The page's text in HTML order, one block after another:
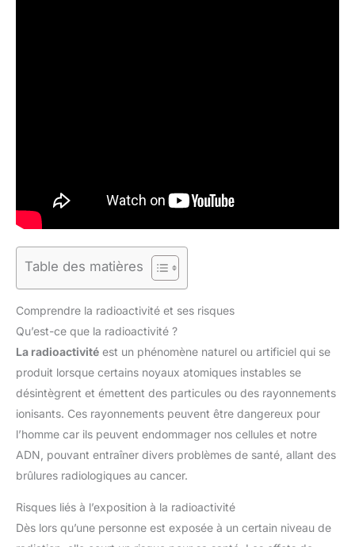
Table des matières
Comprendre la radioactivité et ses risques
Qu’est-ce que la radioactivité ?
La radioactivité est un phénomène naturel ou artificiel qui se
produit lorsque certains noyaux atomiques instables se
désintègrent et émettent des particules ou des rayonnements
ionisants. Ces rayonnements peuvent être dangereux pour
l’homme car ils peuvent endommager nos cellules et notre
ADN, pouvant entraîner divers problèmes de santé, allant des
brûlures radiologiques au cancer.
Risques liés à l’exposition à la radioactivité
Dès lors qu’une personne est exposée à un certain niveau de